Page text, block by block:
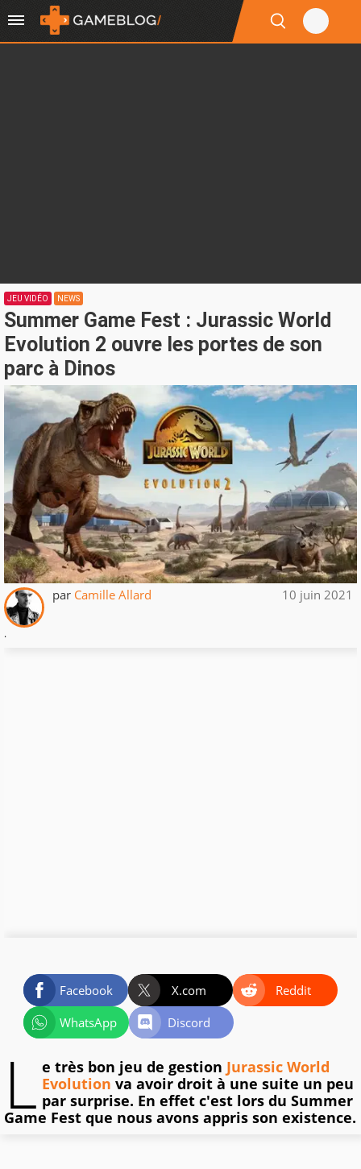
JEU VIDÉO NEWS
Summer Game Fest : Jurassic World
Evolution 2 ouvre les portes de son
parc à Dinos
par Camille Allard 10 juin 2021
.
Facebook X.com
Reddit
WhatsApp
Discord
L e très bon jeu de gestion Jurassic World
Evolution va avoir droit à une suite un peu
par surprise. En effet c'est lors du Summer
Game Fest que nous avons appris son existence.